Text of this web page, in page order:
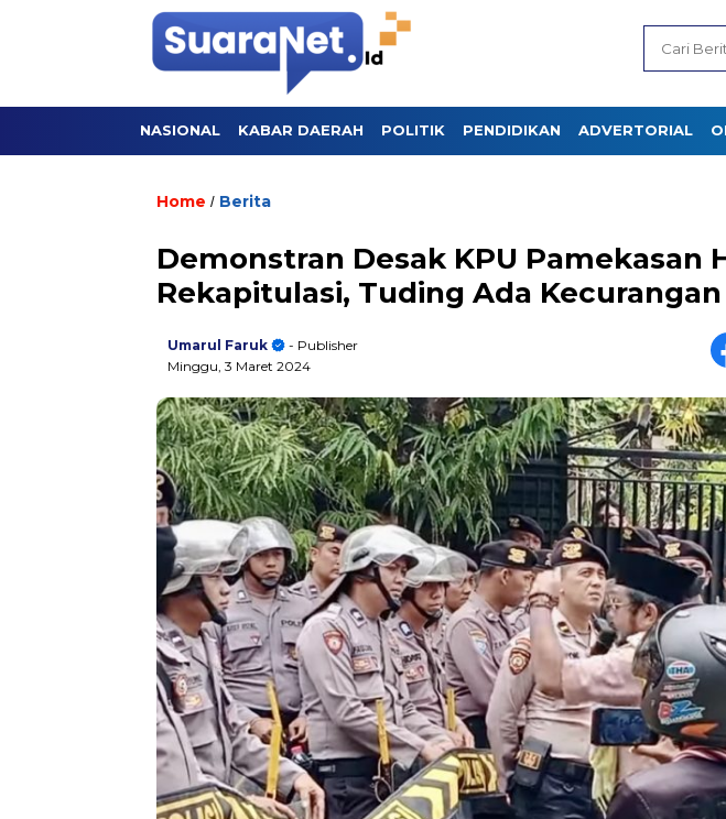
NASIONAL KABAR DAERAH POLITIK PENDIDIKAN ADVERTORIAL
Home / Berita
Demonstran Desak KPU Pamekasan
Rekapitulasi, Tuding Ada Kecurangan
Umarul Faruk
- Publisher
Minggu, 3 Maret 2024